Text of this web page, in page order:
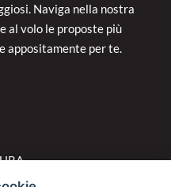
Naviga nella nostra
al volo le proposte più
appositamente per te.